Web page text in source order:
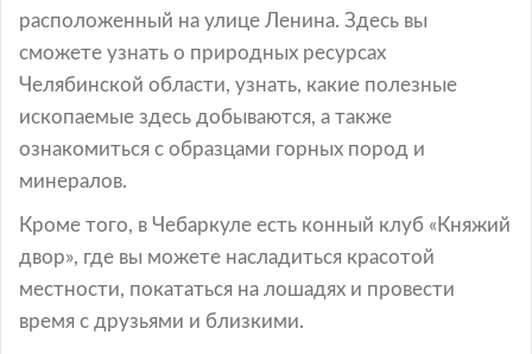
расположенный на улице Ленина. Здесь вы
сможете узнать о природных ресурсах
Челябинской области, узнать, какие полезные
ископаемые здесь добываются, а также
ознакомиться с образцами горных пород и
минералов.
Кроме того, в Чебаркуле есть конный клуб «Княжий
двор», где вы можете насладиться красотой
местности, покататься на лошадях и провести
время с друзьями и близкими.